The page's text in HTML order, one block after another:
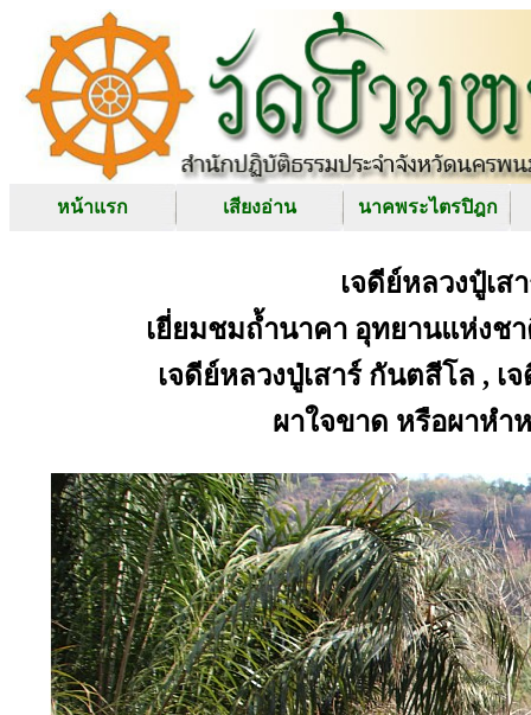
หน้าแรก เสียงอ่าน นาคพระไตรปิฎก
เจดีย์หลวงปู๋เ
เยี่ยมชมถ้ำนาคา อุทยานแห่งช
เจดีย์หลวงปู่เสาร์ กันตสีโล , เ
ผาใจขาด หรือผาหำ